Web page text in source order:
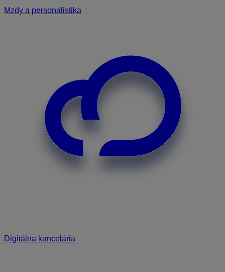
Mzdy a personalistika
Digitálna kancelária